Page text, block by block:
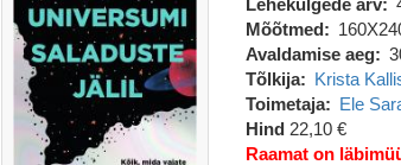
Lehekülgede arv
Mõõtmed
Avaldamise aeg
Tõlkija
Krista
Toimetaja
Ele
Hind 22,10 €
Raamat on